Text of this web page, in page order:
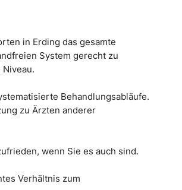
in Erding das gesamte
System gerecht zu
Behandlungsabläufe.
zu Ärzten anderer
wenn Sie es auch sind.
Verhältnis zum